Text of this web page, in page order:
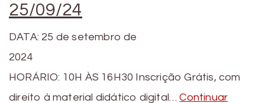
25/09/24
DATA: 25 de setembro de
2024
HORÁRIO: 10H ÀS 16H30 Inscrição Grátis, com
direito à material didático digital…Continuar